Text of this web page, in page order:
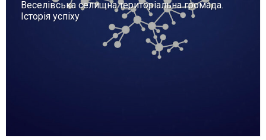
Веселівська селищна територіальна громада.
Історія успіху